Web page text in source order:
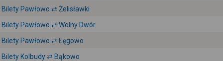
Bilety Pawłowo ⇄ Żelisławki
Bilety Pawłowo ⇄ Wolny Dwór
Bilety Pawłowo ⇄ Łęgowo
Bilety Kolbudy ⇄ Bąkowo